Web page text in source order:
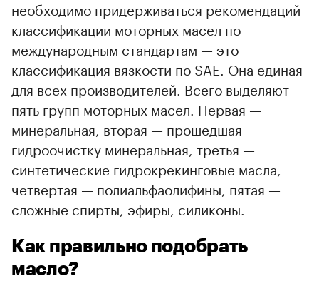
необходимо придерживаться рекомендаций
классификации моторных масел по
международным стандартам — это
классификация вязкости по SAE. Она единая
для всех производителей. Всего выделяют
пять групп моторных масел. Первая —
минеральная, вторая — прошедшая
гидроочистку минеральная, третья —
синтетические гидрокрекинговые масла,
четвертая — полиальфаолифины, пятая —
сложные спирты, эфиры, силиконы.
Как правильно подобрать
масло?